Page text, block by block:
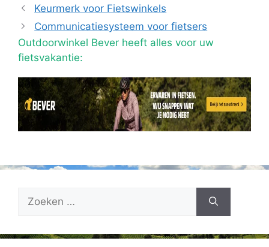
Keurmerk voor Fietswinkels
Communicatiesysteem voor fietsers
Outdoorwinkel Bever heeft alles voor uw
fietsvakantie:
naar: